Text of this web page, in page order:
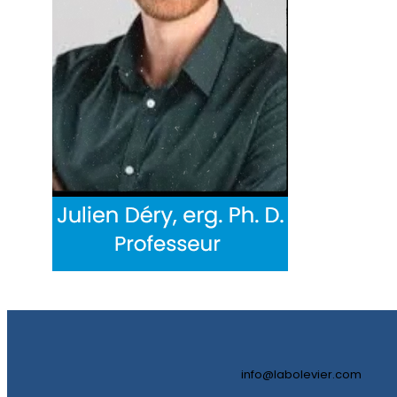
info@labolevier.com